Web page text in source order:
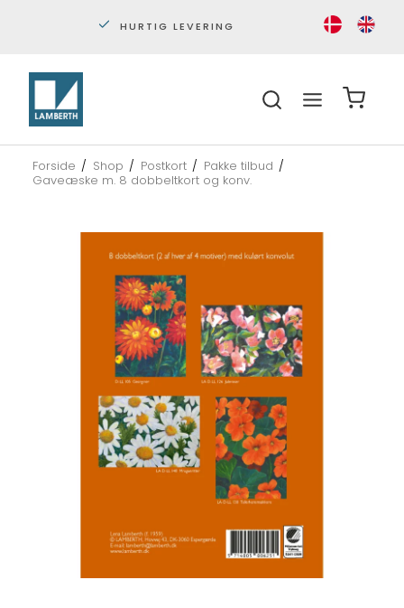
HURTIG LEVERING
Forside / Shop / Postkort / Pakke tilbud /
Gaveæske m. 8 dobbeltkort og konv.